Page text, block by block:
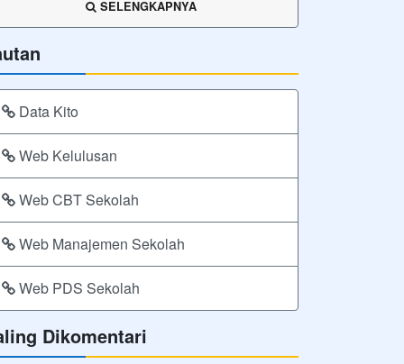
SELENGKAPNYA
Data Kito
Web Kelulusan
Web CBT Sekolah
Web Manajemen Sekolah
Web PDS Sekolah
Dikomentari